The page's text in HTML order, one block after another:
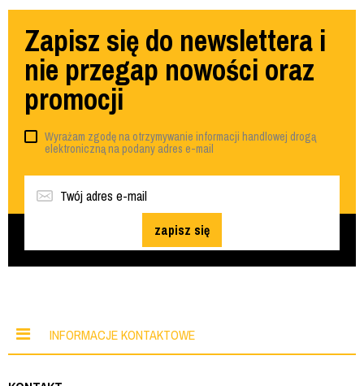
Zapisz się do newslettera i
nie przegap nowości oraz
promocji
Wyrażam zgodę na otrzymywanie informacji handlowej drogą
elektroniczną na podany adres e-mail
zapisz się
INFORMACJE KONTAKTOWE